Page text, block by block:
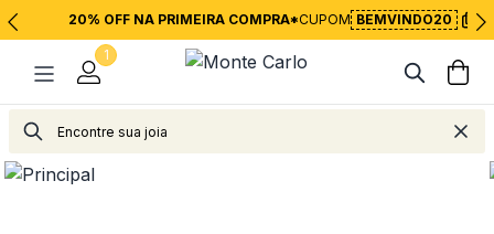
20% OFF NA PRIMEIRA COMPRA*CUPOM BEMVINDO20
1
Joias Correntes